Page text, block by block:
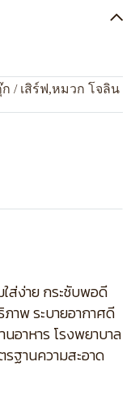
/ เสิร์ฟ,หมวก โจลิน
ส่ง่าย กระชับพอดี
าพ ระบายอากาศดี
นอาหาร โรงพยาบาล
รฐานความสะอาด